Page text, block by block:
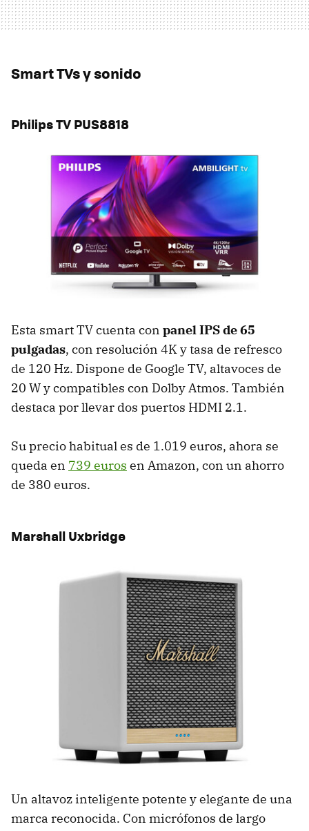
Smart TVs y sonido
Philips TV PUS8818
Esta smart TV cuenta con panel IPS de 65
pulgadas, con resolución 4K y tasa de refresco
de 120 Hz. Dispone de Google TV, altavoces de
20 W y compatibles con Dolby Atmos. También
destaca por llevar dos puertos HDMI 2.1.
Su precio habitual es de 1.019 euros, ahora se
queda en 739 euros en Amazon, con un ahorro
de 380 euros.
Marshall Uxbridge
Un altavoz inteligente potente y elegante de una
marca reconocida. Con micrófonos de largo